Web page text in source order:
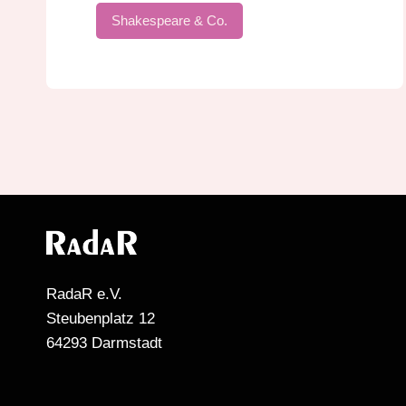
Shakespeare & Co.
RadaR e.V.
Steubenplatz 12
64293 Darmstadt